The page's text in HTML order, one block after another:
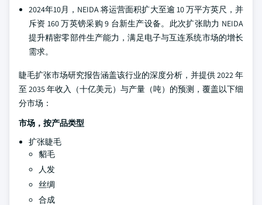
2024年10月，NEIDA 将运营面积扩大至逾 10 万平方英尺，并
斥资 160 万英镑采购 9 台新生产设备。此次扩张助力 NEIDA
提升精密零部件生产能力，满足电子与互连系统市场的增长
需求。
睫毛扩张市场研究报告涵盖该行业的深度分析，并提供 2022 年
至 2035 年收入（十亿美元）与产量（吨）的预测，覆盖以下细
分市场：
市场，按产品类型
扩张睫毛
貂毛
人发
丝绸
合成